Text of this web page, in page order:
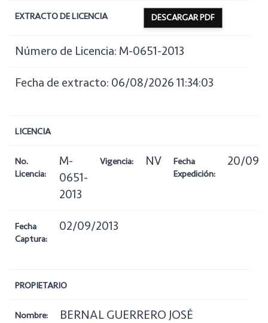
EXTRACTO DE LICENCIA DESCARGAR PDF
Número de Licencia: M-0651-2013
Fecha de extracto: 06/08/2026 11:34:03
LICENCIA
No.
Licencia:
M-
0651-
2013
Vigencia: NV
Fecha
Expedición:
20/09/
Fecha
Captura:
02/09/2013
PROPIETARIO
Nombre:
BERNAL GUERRERO JOSÉ